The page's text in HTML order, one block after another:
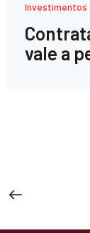
Investimentos
vale a
de